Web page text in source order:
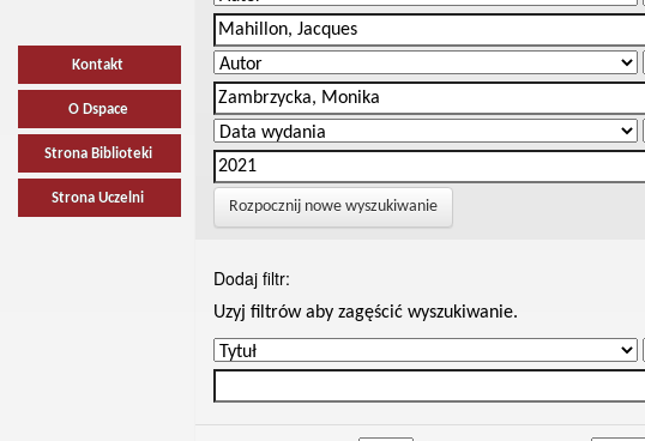
Kontakt
O Dspace
Strona Biblioteki
Strona Uczelni Rozpocznij nowe wyszukiwanie
Dodaj filtr:
Uzyj filtrów aby zagęścić wyszukiwanie.